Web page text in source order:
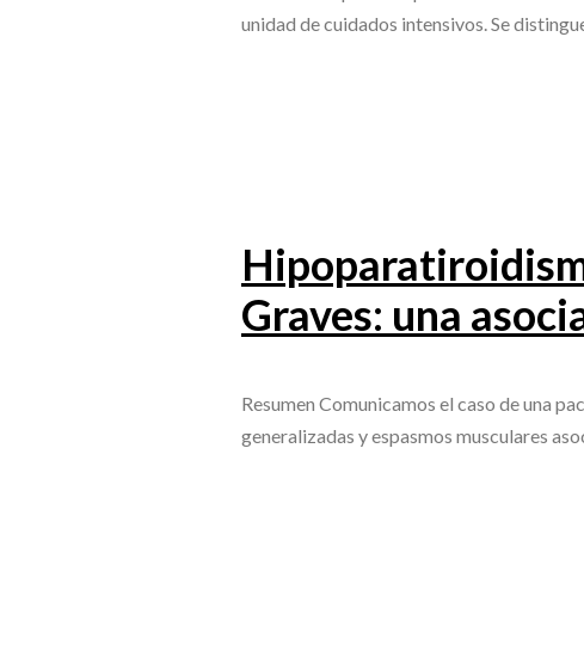
unidad de cuidados intensivos. Se
Graves: una
Resumen Comunicamos el caso de una
generalizadas y espasmos musculares